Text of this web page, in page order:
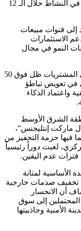
توقعات الشركات لا تتوقع انخفاضاً ملحوظاً في النشاط خلال الـ 12
إلى قنوات مبيعات
الاستثمارات
النمو في مجال
وبالنسبة لدبي، أوضح أوين أن مؤشر مديري المشتريات ظل فوق 50
في تعويض تباطؤ
واعتماد الذكاء
الشرق الأوسط
ماركت إنتليجنس”،
فيها حزمة التحفيز من
لعبت دوراً رئيسياً
فترات عدم اليقين.
الأساسية لمتانة
تخفيف صدمات خارجية
أن الانحسار
إلى سوق
الأمنية وجاذبيتها